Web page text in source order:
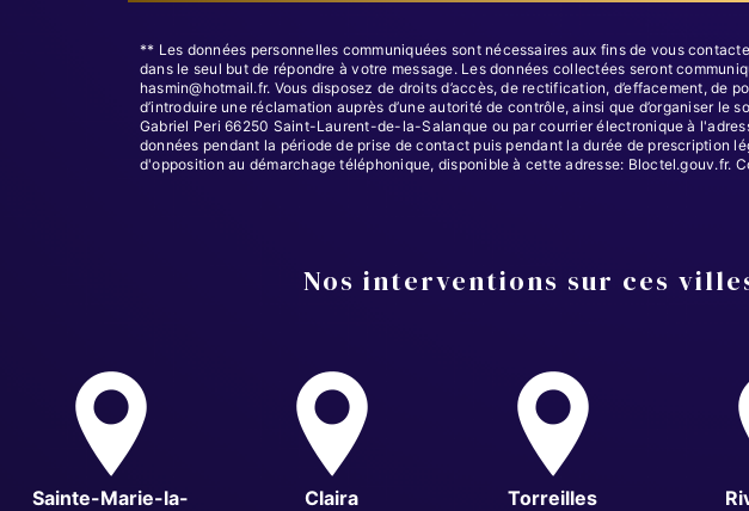
** Les données personnelles communiquées sont nécessaires aux fins de vous
dans le seul but de répondre à votre message. Les données collectées seront
hasmin@hotmail.fr. Vous disposez de droits d’accès, de rectification, d’effacement,
d’introduire une réclamation auprès d’une autorité de contrôle, ainsi que d’organiser
Gabriel Peri 66250 Saint-Laurent-de-la-Salanque ou par courrier électronique à
données pendant la période de prise de contact puis pendant la durée de prescription
d'opposition au démarchage téléphonique, disponible à cette adresse: Bloctel.gouv.fr.
Nos interventions sur ces
Sainte-Marie-la-
Claira Torreilles